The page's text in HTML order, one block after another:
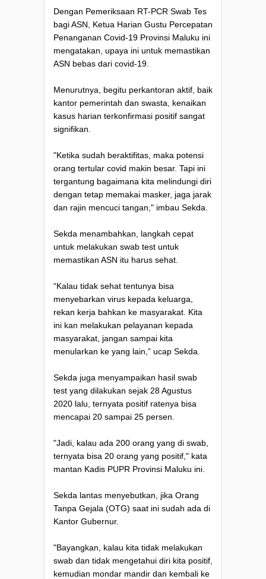
Dengan Pemeriksaan RT-PCR Swab Tes
bagi ASN, Ketua Harian Gustu Percepatan
Penanganan Covid-19 Provinsi Maluku ini
mengatakan, upaya ini untuk memastikan
ASN bebas dari covid-19.
Menurutnya, begitu perkantoran aktif, baik
kantor pemerintah dan swasta, kenaikan
kasus harian terkonfirmasi positif sangat
signifikan.
"Ketika sudah beraktifitas, maka potensi
orang tertular covid makin besar. Tapi ini
tergantung bagaimana kita melindungi diri
dengan tetap memakai masker, jaga jarak
dan rajin mencuci tangan," imbau Sekda.
Sekda menambahkan, langkah cepat
untuk melakukan swab test untuk
memastikan ASN itu harus sehat.
“Kalau tidak sehat tentunya bisa
menyebarkan virus kepada keluarga,
rekan kerja bahkan ke masyarakat. Kita
ini kan melakukan pelayanan kepada
masyarakat, jangan sampai kita
menularkan ke yang lain,” ucap Sekda.
Sekda juga menyampaikan hasil swab
test yang dilakukan sejak 28 Agustus
2020 lalu, ternyata positif ratenya bisa
mencapai 20 sampai 25 persen.
"Jadi, kalau ada 200 orang yang di swab,
ternyata bisa 20 orang yang positif," kata
mantan Kadis PUPR Provinsi Maluku ini.
Sekda lantas menyebutkan, jika Orang
Tanpa Gejala (OTG) saat ini sudah ada di
Kantor Gubernur.
"Bayangkan, kalau kita tidak melakukan
swab dan tidak mengetahui diri kita positif,
kemudian mondar mandir dan kembali ke